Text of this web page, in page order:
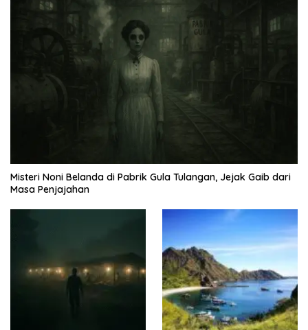
Misteri Noni Belanda di Pabrik Gula Tulangan, Jejak Gaib dari
Masa Penjajahan